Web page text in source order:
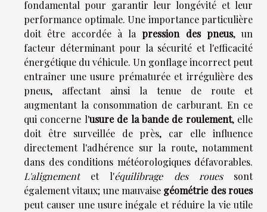
fondamental pour garantir leur longévité et leur
performance optimale. Une importance particulière
doit être accordée à lapression des pneus, un
facteur déterminant pour la sécurité et l'efficacité
énergétique du véhicule. Un gonflage incorrect peut
entraîner une usure prématurée et irrégulière des
pneus, affectant ainsi la tenue de route et
augmentant la consommation de carburant. En ce
qui concerne l'usure de la bande de roulement, elle
doit être surveillée de près, car elle influence
directement l'adhérence sur la route, notamment
dans des conditions météorologiques défavorables.
L'alignementet l'équilibrage des rouessont
également vitaux; une mauvaise géométrie des roues
peut causer une usure inégale et réduire la vie utile